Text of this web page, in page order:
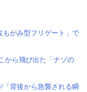
もがみ型フリゲート」で
から飛び出た「ナゾの
「背後から急襲される瞬